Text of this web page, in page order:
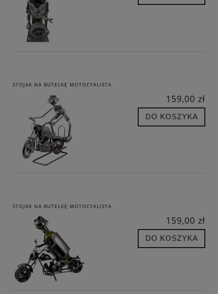
STOJAK NA BUTELKĘ MOTOCYKLISTA
159,00 zł
DO KOSZYKA
STOJAK NA BUTELKĘ MOTOCYKLISTA
159,00 zł
DO KOSZYKA